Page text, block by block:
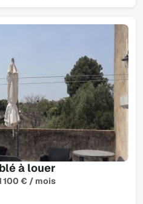
à louer
100 € / mois